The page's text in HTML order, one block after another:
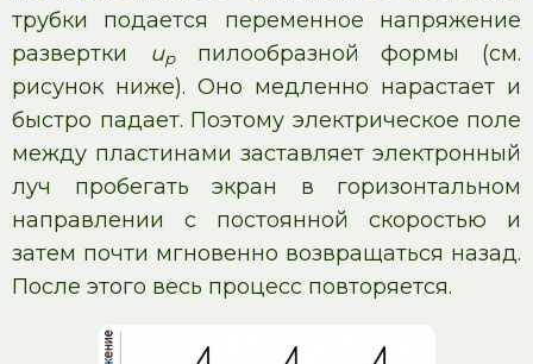
трубки подается переменное напряжение
развертки
upпилообразной формы (см.
рисунок ниже). Оно медленно нарастает и
быстро падает. Поэтому электрическое поле
между пластинами заставляет электронный
луч пробегать экран в горизонтальном
направлении с постоянной скоростью и
затем почти мгновенно возвращаться назад.
После этого весь процесс повторяется.